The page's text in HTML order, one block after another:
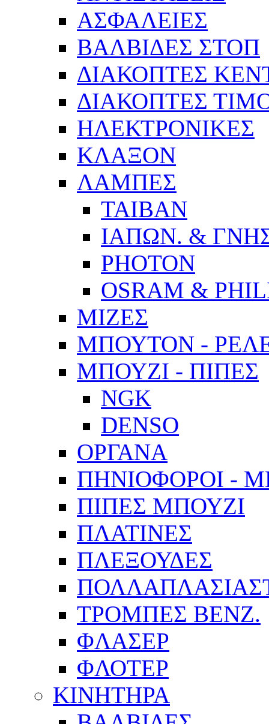
ΑΣΦΑΛΕΙΕΣ
ΒΑΛΒΙΔΕΣ ΣΤΟΠ
ΔΙΑΚΟΠΤΕΣ
ΔΙΑΚΟΠΤΕΣ
ΗΛΕΚΤΡΟΝΙΚΕΣ
ΚΛΑΞΟΝ
ΛΑΜΠΕΣ
ΤΑΙΒΑΝ
ΙΑΠΩΝ. &
PHOTON
OSRAM &
ΜΙΖΕΣ
ΜΠΟΥΤΟΝ -
ΜΠΟΥΖΙ - ΠΙΠΕΣ
NGK
DENSO
ΟΡΓΑΝΑ
ΠΗΝΙΟΦΟΡΟΙ -
ΠΙΠΕΣ ΜΠΟΥΖΙ
ΠΛΑΤΙΝΕΣ
ΠΛΕΞΟΥΔΕΣ
ΤΡΟΜΠΕΣ ΒΕΝΖ.
ΦΛΑΣΕΡ
ΦΛΟΤΕΡ
ΚΙΝΗΤΗΡΑ